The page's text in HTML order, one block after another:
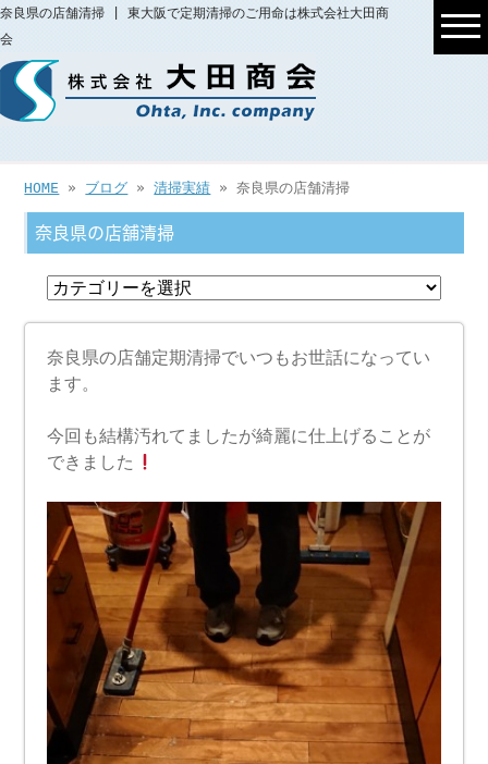
奈良県の店舗清掃 | 東大阪で定期清掃のご用命は株式会社大田商
会
HOME » ブログ »清掃実績 » 奈良県の店舗清掃
奈良県の店舗清掃
奈良県の店舗定期清掃でいつもお世話になってい
ます。
今回も結構汚れてましたが綺麗に仕上げることが
できました